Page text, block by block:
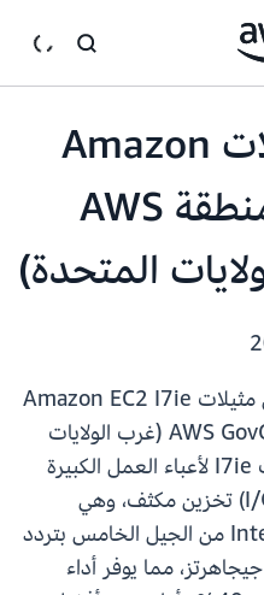
تتوفر الآن مثيلات Amazon
EC2 I7ie في منطقة AWS
تعلن AWS بدءًا من اليوم أن مثيلات Amazon EC2 I7ie
متاحة الآن في منطقة AWS GovCloud (غرب الولايات
المتحدة). تم تصميم مثيلات I7ie لأعباء العمل الكبيرة
التي تتطلب إدخال/إخراج (I/O) تخزين مكثف، وهي
مدعومة بمعالجات Intel Xeon من الجيل الخامس بتردد
توربو لجميع النوى يبلغ 3.2 جيجاهرتز، مما يوفر أداء